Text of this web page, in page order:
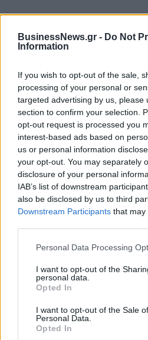
BusinessNews.gr - Do Not
Information
If you wish to opt-out of the sale,
processing of your personal or
targeted advertising by us, please
section to confirm your selection.
opt-out request is processed you
interest-based ads based on
us or personal information
your opt-out. You may separately
disclosure of your personal
IAB’s list of downstream
also be disclosed by us to third
Downstream Participants that may
Personal Data Processing
I want to opt-out of the
personal data.
Opted In
I want to opt-out of the Sale
Personal Data.
Opted In
18η συνεχόμενη χρονιά για τον ΟΤΕ
FTSE4Good
Alpha Bank: Για πρώτη φορά το
πύλες του σε όλους
ΠΕΡΙΣΣΌΤΕΡΑ ΣΕ
Πυρκαγιά Αττικής: Στην
κρατική αρωγή οι
αγροτικές εκμεταλλεύσεις
που υπέστησαν ζημιές
στον εξοπλισμό